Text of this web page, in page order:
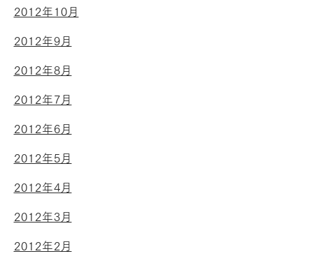
2012年10月
2012年9月
2012年8月
2012年7月
2012年6月
2012年5月
2012年4月
2012年3月
2012年2月